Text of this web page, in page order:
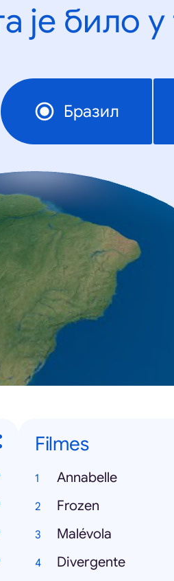
је било
Бразил
Filmes
Annabelle
Frozen
Malévola
Divergente